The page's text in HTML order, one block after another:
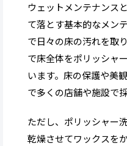
ウェットメンテナンス
て落とす基本的なメン
で日々の床の汚れを取
で床全体をポリッシャ
います。床の保護や美
で多くの店舗や施設で
ただし、ポリッシャー
乾燥させてワックスを